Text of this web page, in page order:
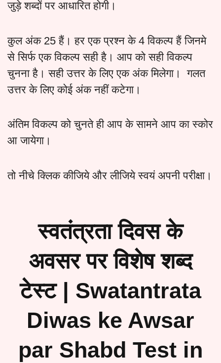
जुड़े शब्दों पर आधारित होगी।
कुल अंक 25 हैं। हर एक प्रश्न के 4 विकल्प हैं जिनमे
से सिर्फ एक विकल्प सही है। आप को सही विकल्प
चुनना है। सही उत्तर के लिए एक अंक मिलेगा। गलत
उत्तर के लिए कोई अंक नहीं कटेगा।
अंतिम विकल्प को चुनते ही आप के सामने आप का स्कोर
आ जायेगा।
तो नीचे क्लिक कीजिये और लीजिये स्वयं अपनी परीक्षा।
स्वतंत्रता दिवस के
अवसर पर विशेष शब्द
टेस्ट | Swatantrata
Diwas ke Awsar
par Shabd Test in